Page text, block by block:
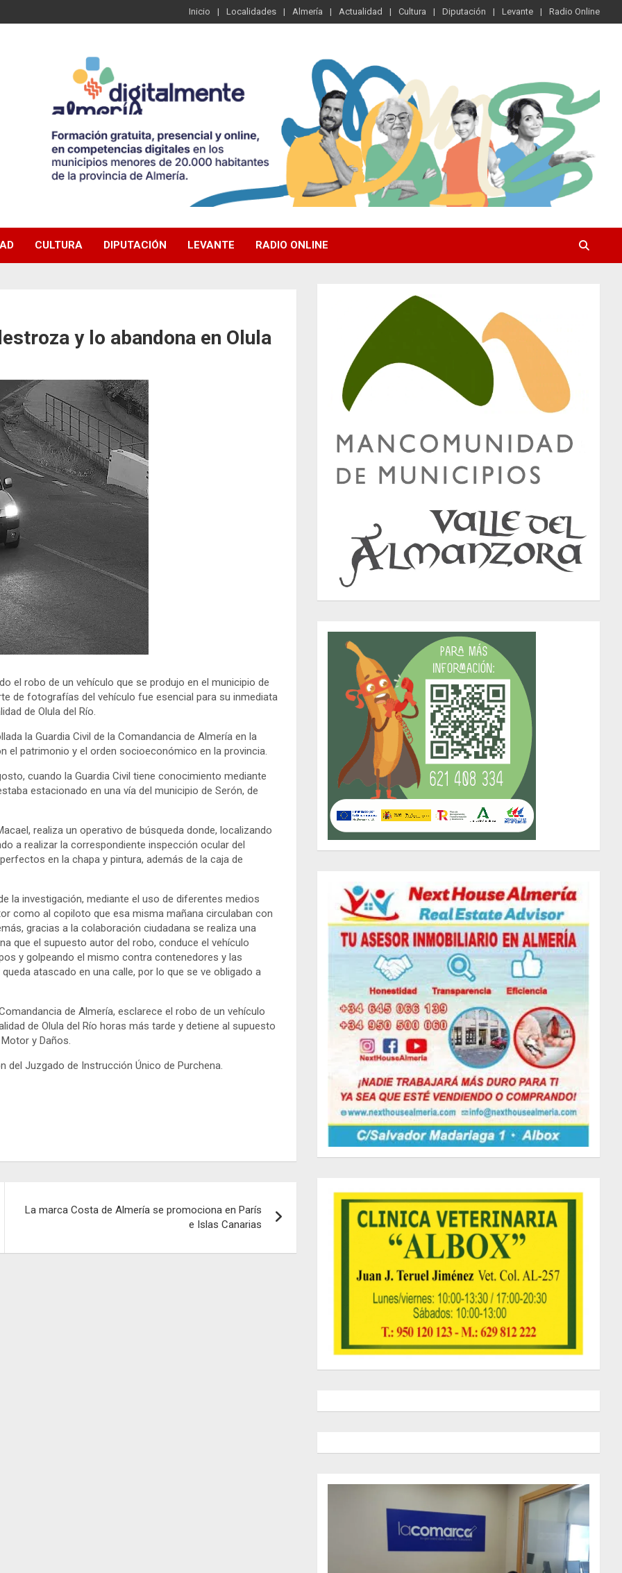
Inicio Localidades Almería Actualidad Cultura Diputación Levante Radio Online
CULTURA DIPUTACIÓN LEVANTE RADIO ONLINE
y lo abandona en Olula
el robo de un vehículo que se produjo en el municipio de
de fotografías del vehículo fue esencial para su inmediata
de Olula del Río.
la Guardia Civil de la Comandancia de Almería en la
el patrimonio y el orden socioeconómico en la provincia.
cuando la Guardia Civil tiene conocimiento mediante
estacionado en una vía del municipio de Serón, de
realiza un operativo de búsqueda donde, localizando
a realizar la correspondiente inspección ocular del
en la chapa y pintura, además de la caja de
la investigación, mediante el uso de diferentes medios
como al copiloto que esa misma mañana circulaban con
gracias a la colaboración ciudadana se realiza una
que el supuesto autor del robo, conduce el vehículo
y golpeando el mismo contra contenedores y las
atascado en una calle, por lo que se ve obligado a
de Almería, esclarece el robo de un vehículo
de Olula del Río horas más tarde y detiene al supuesto
y Daños.
del Juzgado de Instrucción Único de Purchena.
La marca Costa de Almería se promociona en París
e Islas Canarias